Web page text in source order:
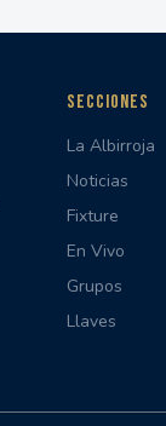
SECCIONES
La Albirroja
Noticias
Fixture
En Vivo
Grupos
Llaves